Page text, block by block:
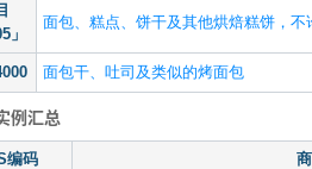
」
面包、糕点、饼干及其他烘焙糕饼，
面包干、吐司及类似的烤面包
例汇总
编码